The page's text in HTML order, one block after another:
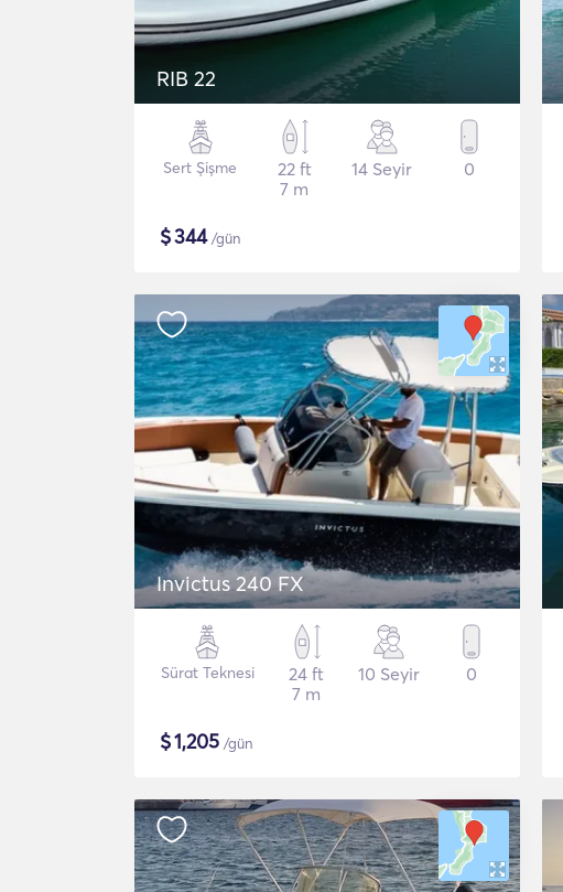
RIB 22
Sert Şişme
22 ft
7 m
14 Seyir 0
$344/gün
Invictus 240 FX
Sürat Teknesi
24 ft
7 m
10 Seyir 0
$1,205 /gün